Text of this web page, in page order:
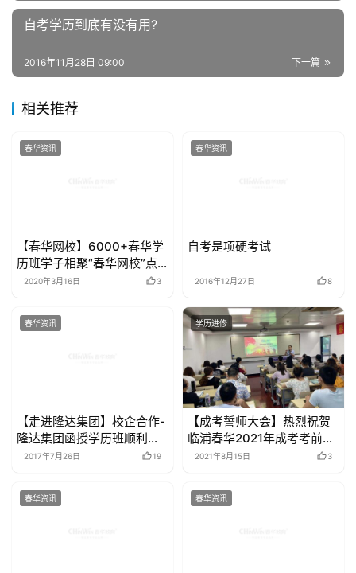
自考学历到底有没有用?
下一篇
2016年11月28日 09:00
相关推荐
春华资讯
【春华网校】6000+春华学
历班学子相聚“春华网校”点
亮新学期
2020年3月16日 3
春华资讯
自考是项硬考试
2016年12月27日 8
春华资讯
【走进隆达集团】校企合作-
隆达集团函授学历班顺利开
班2017年7月26日 19
学历进修
【成考誓师大会】热烈祝贺
临浦春华2021年成考考前准
备大会圆满结束
2021年8月15日 3
春华资讯 春华资讯